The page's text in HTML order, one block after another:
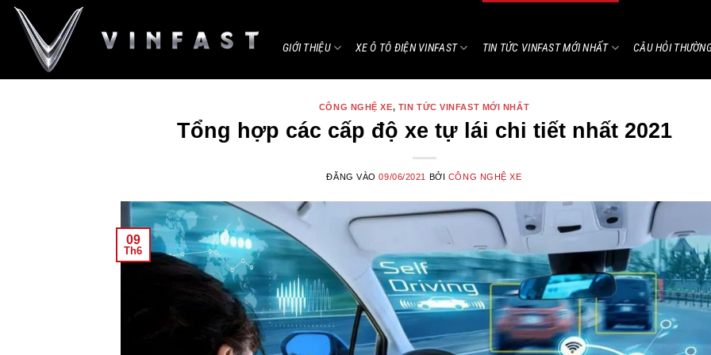
Bỏ
GIỚI THIỆU XE Ô TÔ ĐIỆN VINFAST TIN TỨC VINFAST MỚI NHẤT CÂU HỎI
CÔNG NGHỆ XE, TIN TỨC VINFAST MỚI NHẤT
Tổng hợp các cấp độ xe tự lái chi tiết nhất 2021
ĐĂNG VÀO09/06/2021 BỞI CÔNG NGHỆ XE
09
Th6